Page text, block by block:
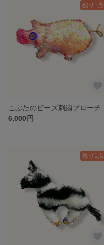
残り1点
6,000円
残り1点